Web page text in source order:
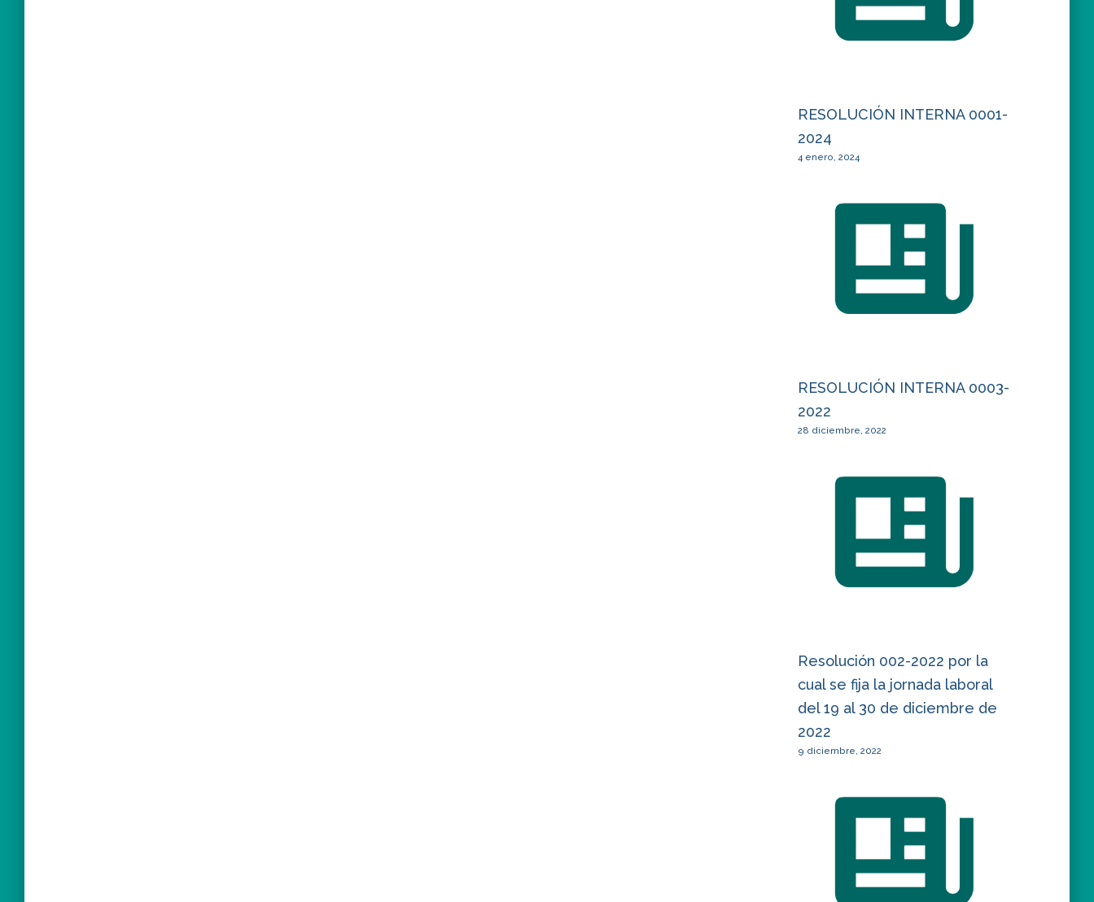
RESOLUCIÓN INTERNA 0001-
2024
4 enero, 2024
RESOLUCIÓN INTERNA 0003-
2022
28 diciembre, 2022
Resolución 002-2022 por la
cual se fija la jornada laboral
del 19 al 30 de diciembre de
2022
9 diciembre, 2022